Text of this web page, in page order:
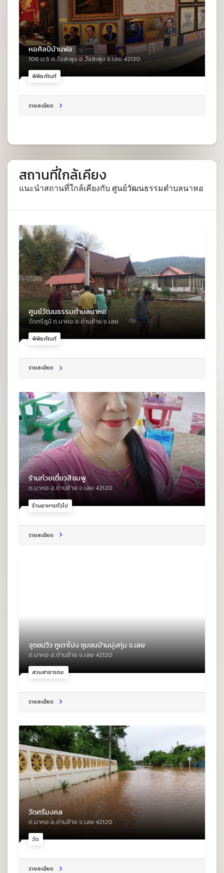
พิพิธภัณฑ์
หอศิลป์บ้านพ่อ
106 ม.5 ต.วังสะพุง อ.วังสะพุง จ.เลย 42130
รายละเอียด
สถานที่ใกล้เคียง
แนะนำสถานที่ใกล้เคียงกับ ศูนย์วัฒนธรรมตำบลนาหอ
พิพิธภัณฑ์
ศูนย์วัฒนธรรมตำบลนาหอ
วัดศรีภูมิ ต.นาหอ อ.ด่านซ้าย จ.เลย
รายละเอียด
ร้านอาหารทั่วไป
ร้านก๋วยเตี๋ยวสีชมพู
ต.นาหอ อ.ด่านซ้าย จ.เลย 42120
รายละเอียด
สวนสาธารณะ
จุดชมวิว ภูเตาโปง ชุมชนบ้านบุ่งกุ่ม จ.เลย
ต.นาหอ อ.ด่านซ้าย จ.เลย 42120
รายละเอียด
วัด
วัดศรีมงคล
ต.นาหอ อ.ด่านซ้าย จ.เลย 42120
รายละเอียด